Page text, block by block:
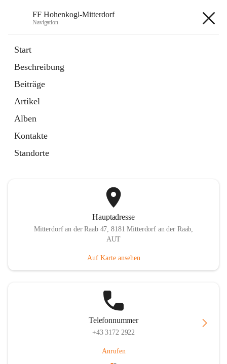
FF Hohenkogl-Mitterdorf
Navigation
Start
Beschreibung
Beiträge
Artikel
Alben
Kontakte
Standorte
Artikel
in
Tab
LLZ Einsatzübersicht
öffnet
in
neuem
Tab
Hauptadresse
Mitterdorf an der Raab 47, 8181 Mitterdorf an der Raab,
AUT
Auf Karte ansehen
Telefonnummer
+43 3172 2922
Anrufen